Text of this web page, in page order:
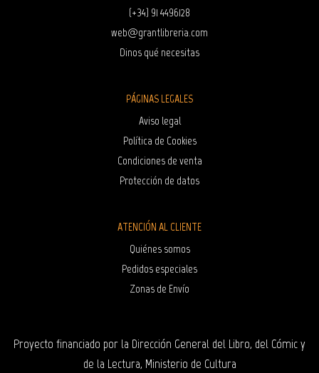
(+34) 91 4496128
web@grantlibreria.com
Dinos qué necesitas
PÁGINAS LEGALES
Aviso legal
Política de Cookies
Condiciones de venta
Protección de datos
ATENCIÓN AL CLIENTE
Quiénes somos
Pedidos especiales
Zonas de Envío
Proyecto financiado por la Dirección General del Libro, del Cómic y
de la Lectura, Ministerio de Cultura